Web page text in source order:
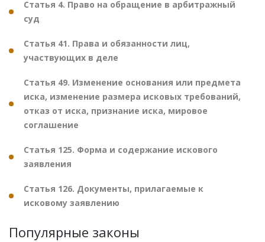
Статья 4. Право на обращение в арбитражный
суд
Статья 41. Права и обязанности лиц,
участвующих в деле
Статья 49. Изменение основания или предмета
иска, изменение размера исковых требований,
отказ от иска, признание иска, мировое
соглашение
Статья 125. Форма и содержание искового
заявления
Статья 126. Документы, прилагаемые к
исковому заявлению
Популярные законы